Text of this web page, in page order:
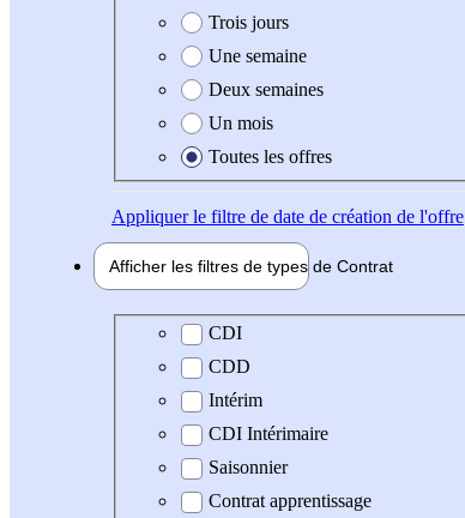
Trois jours
Une semaine
Deux semaines
Un mois
Toutes les offres
Appliquerle filtre de date de création de l'offre
Afficher les filtres de types de Contrat
Type de contrat
CDI
CDD
Intérim
CDI Intérimaire
Saisonnier
Contrat apprentissage